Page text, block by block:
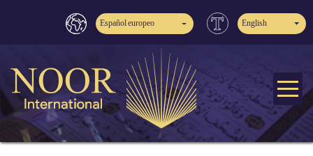
Español europeo English